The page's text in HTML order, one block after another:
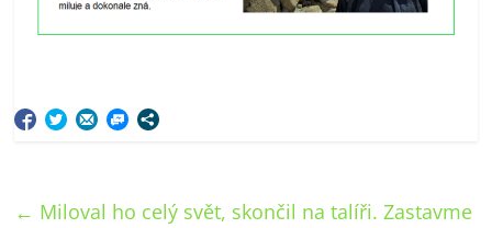
← Miloval ho celý svět, skončil na talíři. Zastavme